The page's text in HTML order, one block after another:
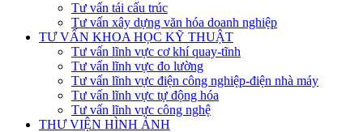
Tư vấn tái cấu trúc
Tư vấn xây dựng văn hóa doanh nghiệp
TƯ VẤN KHOA HỌC KỸ THUẬT
Tư vấn lĩnh vực cơ khí quay-tĩnh
Tư vấn lĩnh vực đo lường
Tư vấn lĩnh vực điện công nghiệp-điện nhà máy
Tư vấn lĩnh vực tự động hóa
Tư vấn lĩnh vực công nghệ
THƯ VIỆN HÌNH ẢNH